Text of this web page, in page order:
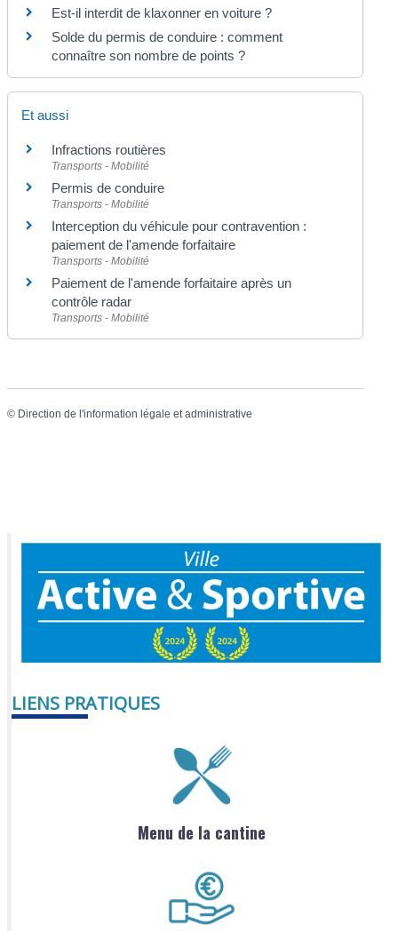
Est-il interdit de klaxonner en voiture ?
Solde du permis de conduire : comment
connaître son nombre de points ?
Et aussi
Infractions routières
Transports - Mobilité
Permis de conduire
Transports - Mobilité
Interception du véhicule pour contravention :
paiement de l'amende forfaitaire
Transports - Mobilité
Paiement de l'amende forfaitaire après un
contrôle radar
Transports - Mobilité
© Direction de l'information légale et administrative
LIENS PRATIQUES
Menu de la cantine